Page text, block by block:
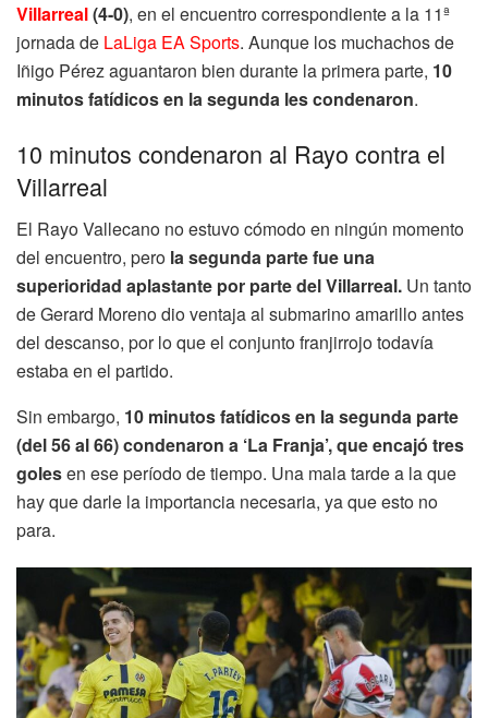
Villarreal(4-0), en el encuentro correspondiente a la 11ª
jornada de LaLiga EA Sports. Aunque los muchachos de
Iñigo Pérez aguantaron bien durante la primera parte, 10
minutos fatídicos en la segunda les condenaron.
10 minutos condenaron al Rayo contra el
Villarreal
El Rayo Vallecano no estuvo cómodo en ningún momento
del encuentro, pero la segunda parte fue una
superioridad aplastante por parte del Villarreal. Un tanto
de Gerard Moreno dio ventaja al submarino amarillo antes
del descanso, por lo que el conjunto franjirrojo todavía
estaba en el partido.
Sin embargo, 10 minutos fatídicos en la segunda parte
(del 56 al 66) condenaron a ‘La Franja’, que encajó tres
golesen ese período de tiempo. Una mala tarde a la que
hay que darle la importancia necesaria, ya que esto no
para.